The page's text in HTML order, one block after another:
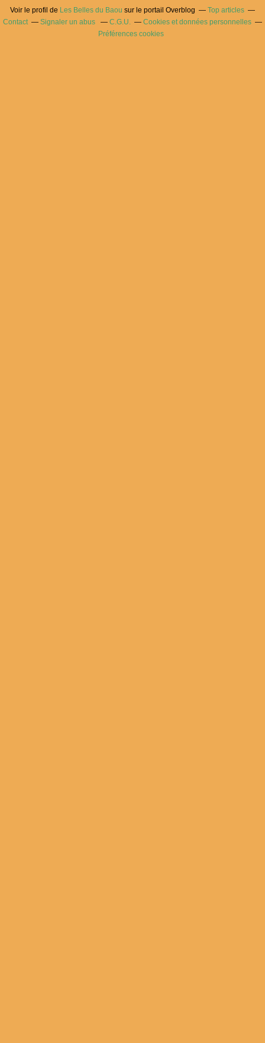
Voir le profil de Les Belles du Baou sur le portail Overblog
Top articles
Contact
Signaler un abus C.G.U.
Cookies et données personnelles
Préférences cookies